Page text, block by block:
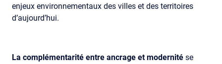
enjeux environnementaux des villes et des territoires
d’aujourd’hui.
La complémentarité entre ancrage et modernité se